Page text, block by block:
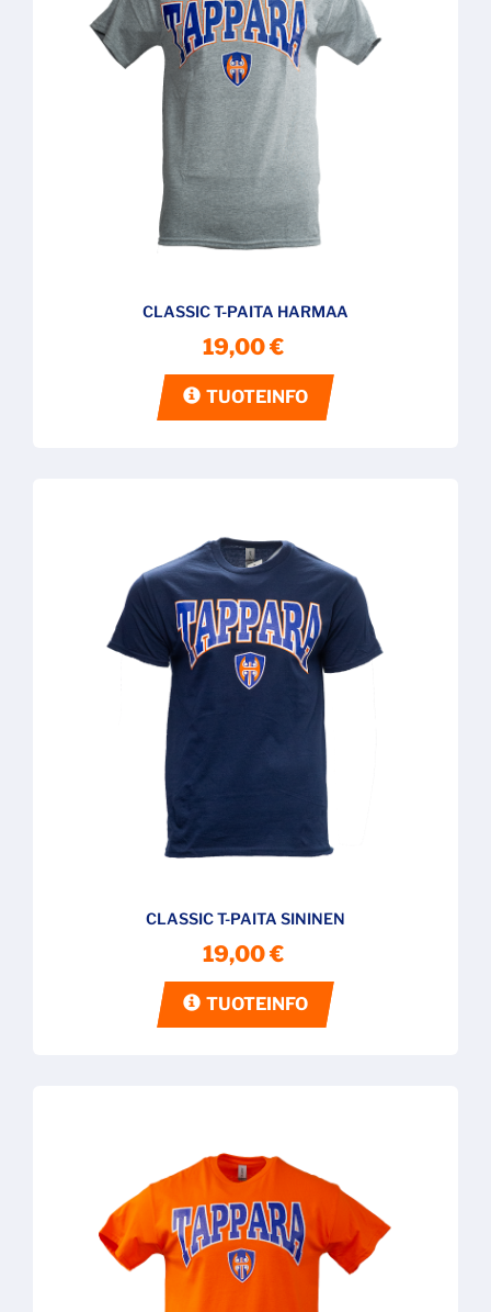
CLASSIC T-PAITA HARMAA
19,00 €
TUOTEINFO
CLASSIC T-PAITA SININEN
19,00 €
TUOTEINFO